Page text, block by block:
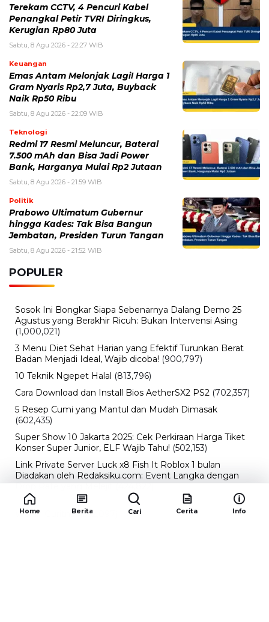
Terekam CCTV, 4 Pencuri Kabel
Penangkal Petir TVRI Diringkus,
Kerugian Rp80 Juta
Sabtu, 8 Agu 2026 - 22:27 WIB
Keuangan
Emas Antam Melonjak Lagi! Harga 1
Gram Nyaris Rp2,7 Juta, Buyback
Naik Rp50 Ribu
Sabtu, 8 Agu 2026 - 22:09 WIB
Teknologi
Redmi 17 Resmi Meluncur, Baterai
7.500 mAh dan Bisa Jadi Power
Bank, Harganya Mulai Rp2 Jutaan
Sabtu, 8 Agu 2026 - 21:59 WIB
Politik
Prabowo Ultimatum Gubernur
hingga Kades: Tak Bisa Bangun
Jembatan, Presiden Turun Tangan
Sabtu, 8 Agu 2026 - 21:52 WIB
POPULER
Sosok Ini Bongkar Siapa Sebenarnya Dalang Demo 25
Agustus yang Berakhir Ricuh: Bukan Intervensi Asing
(1,000,021)
3 Menu Diet Sehat Harian yang Efektif Turunkan Berat
Badan Menjadi Ideal, Wajib dicoba! (900,797)
10 Teknik Ngepet Halal (813,796)
Cara Download dan Install Bios AetherSX2 PS2 (702,357)
5 Resep Cumi yang Mantul dan Mudah Dimasak
(602,435)
Super Show 10 Jakarta 2025: Cek Perkiraan Harga Tiket
Konser Super Junior, ELF Wajib Tahu! (502,153)
Link Private Server Luck x8 Fish It Roblox 1 bulan
Diadakan oleh Redaksiku.com: Event Langka dengan
Drop Rate yang Melejit (424,822)
10 Film Indonesia Tayang November 2024, Ada Film
Wulan Guritno! (352,097)
Home Berita Cari Cerita Info